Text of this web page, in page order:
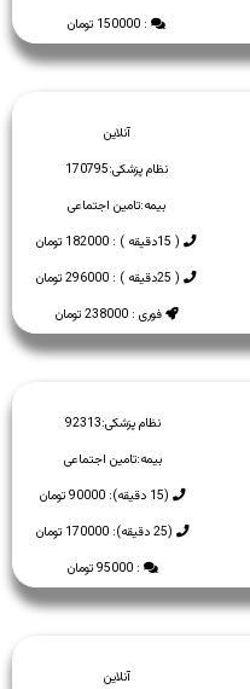
: 150000 تومان
آنلاین
نظام پزشکی:170795
بیمه:تامین اجتماعی
( 15دقیقه ) : 182000 تومان
( 25دقیقه ) : 296000 تومان
فوری : 238000 تومان
نظام پزشکی:92313
بیمه:تامین اجتماعی
(15 دقیقه): 90000 تومان
(25 دقیقه): 170000 تومان
: 95000 تومان
آنلاین